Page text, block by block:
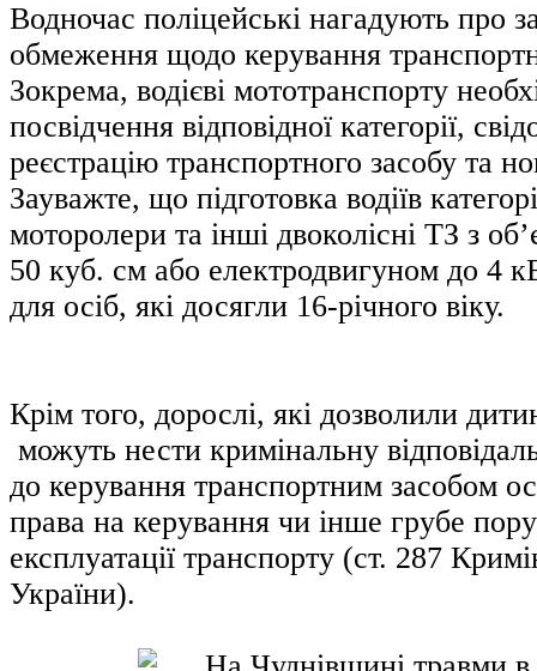
Водночас поліцейські нагадують про
обмеження щодо керування
Зокрема, водієві мототранспорту
посвідчення відповідної категорії,
реєстрацію транспортного засобу та
Зауважте, що підготовка водіїв
моторолери та інші двоколісні ТЗ з
50 куб. см або електродвигуном до 4
для осіб, які досягли 16-річного віку.
Крім того, дорослі, які дозволили
можуть нести кримінальну
до керування транспортним засобом
права на керування чи інше грубе
експлуатації транспорту (ст. 287
України).